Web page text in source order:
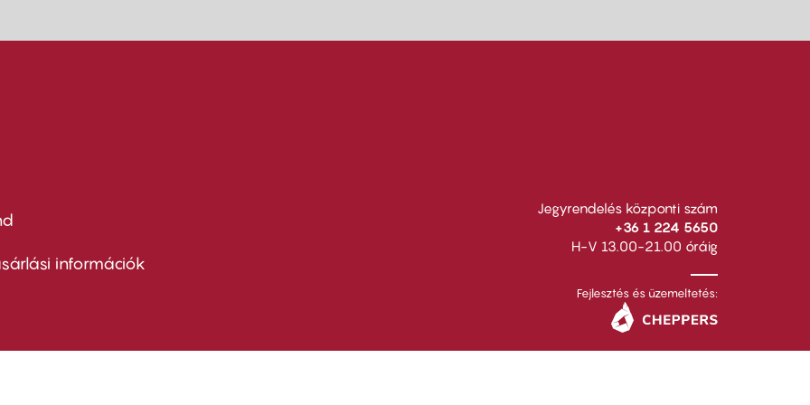
információk
Jegyrendelés központi szám
+36 1 224 5650
H-V 13.00-21.00 óráig
Fejlesztés és üzemeltetés: